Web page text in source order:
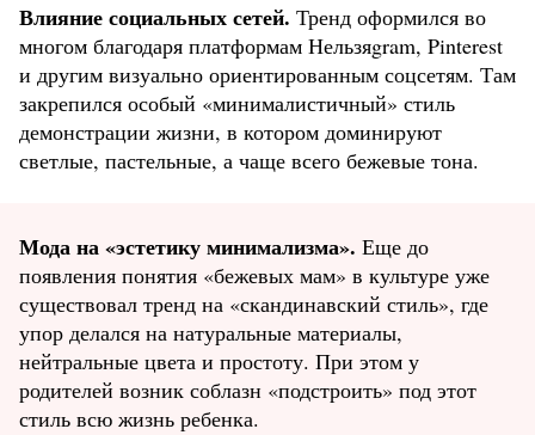
Влияние социальных сетей. Тренд оформился во
многом благодаря платформам Нельзяgram, Pinterest
и другим визуально ориентированным соцсетям. Там
закрепился особый «минималистичный» стиль
демонстрации жизни, в котором доминируют
светлые, пастельные, а чаще всего бежевые тона.
Мода на «эстетику минимализма». Еще до
появления понятия «бежевых мам» в культуре уже
существовал тренд на «скандинавский стиль», где
упор делался на натуральные материалы,
нейтральные цвета и простоту. При этом у
родителей возник соблазн «подстроить» под этот
стиль всю жизнь ребенка.